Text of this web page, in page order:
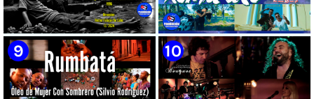
🟢 Hanoy La Awtoridad |
¨Siempre Tú¨ | Director:
LEWIS.PRODS | Videoclip |
Música Urbana Cubana |
Artistas Cubanos | Canción |
CUBA
🟡 Ronald & El Karnal de Cuba
- ¨Que bonito es el amor¨ 📺
Videoclip - 🎬 Director: Andros
Barroso